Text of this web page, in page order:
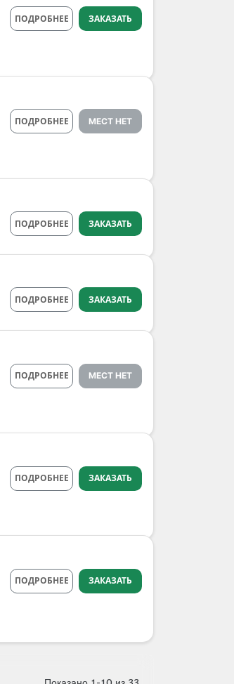
ПОДРОБНЕЕ ЗАКАЗАТЬ
ПОДРОБНЕЕ МЕСТ НЕТ
ПОДРОБНЕЕ ЗАКАЗАТЬ
ПОДРОБНЕЕ ЗАКАЗАТЬ
ПОДРОБНЕЕ МЕСТ НЕТ
ПОДРОБНЕЕ ЗАКАЗАТЬ
ПОДРОБНЕЕ ЗАКАЗАТЬ